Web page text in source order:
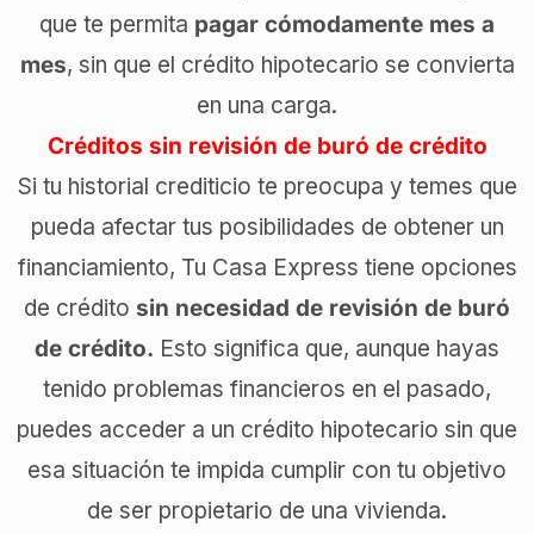
que te permita pagar cómodamente mes a
mes, sin que el crédito hipotecario se convierta
en una carga.
Créditos sin revisión de buró de crédito
Si tu historial crediticio te preocupa y temes que
pueda afectar tus posibilidades de obtener un
financiamiento, Tu Casa Express tiene opciones
de crédito sin necesidad de revisión de buró
de crédito. Esto significa que, aunque hayas
tenido problemas financieros en el pasado,
puedes acceder a un crédito hipotecario sin que
esa situación te impida cumplir con tu objetivo
de ser propietario de una vivienda.